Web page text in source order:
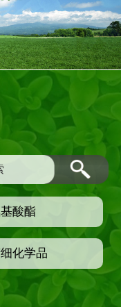
酸酯
化学品